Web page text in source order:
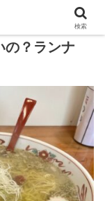
の？ランナ
検索